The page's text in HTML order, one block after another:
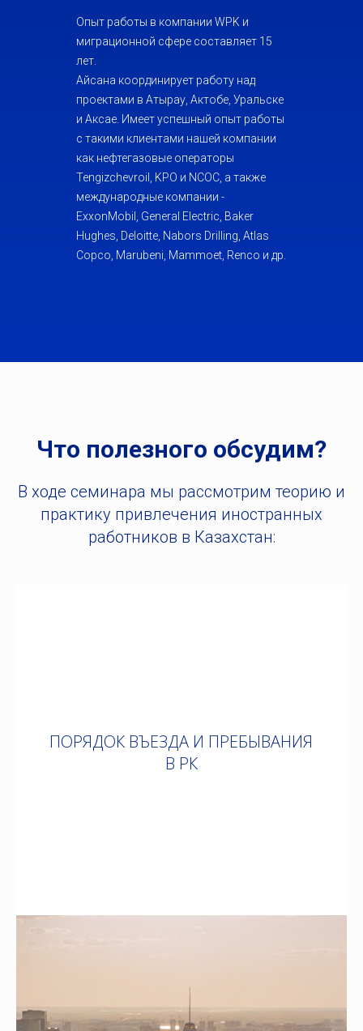
Опыт работы в компании WPK и
миграционной сфере составляет 15
лет.
Айсана координирует работу над
проектами в Атырау, Актобе, Уральске
и Аксае. Имеет успешный опыт работы
с такими клиентами нашей компании
как нефтегазовые операторы
Tengizchevroil, KPO и NCOC, а также
международные компании -
ExxonMobil, General Electric, Baker
Hughes, Deloitte, Nabors Drilling, Atlas
Copco, Marubeni, Mammoet, Renco и др.
Что полезного обсудим?
В ходе семинара мы рассмотрим теорию и
практику привлечения иностранных
работников в Казахстан:
ПОРЯДОК ВЪЕЗДА И ПРЕБЫВАНИЯ
В РК